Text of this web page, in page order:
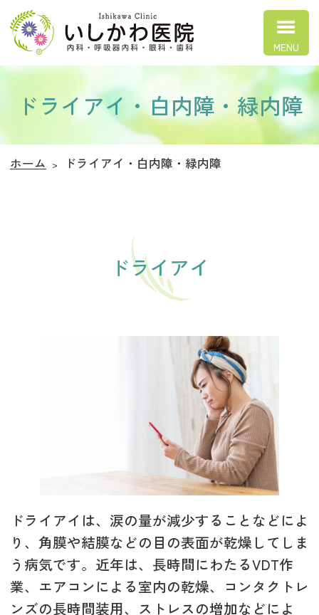
いしかわ医院
ドライアイ・白内障・緑内障
ホーム ドライアイ・白内障・緑内障
ドライアイ
ドライアイは、涙の量が減少することなどによ
り、角膜や結膜などの目の表面が乾燥してしま
う病気です。近年は、長時間にわたるVDT作
業、エアコンによる室内の乾燥、コンタクトレ
ンズの長時間装用、ストレスの増加などによ